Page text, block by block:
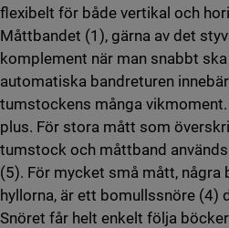
flexibelt för både vertikal och
Måttbandet (1), gärna av det
komplement när man snabbt
automatiska bandreturen
tumstockens många
plus. För stora mått som
tumstock och måttband
(5). För mycket små mått, några
hyllorna, är ett bomullssnöre (4)
Snöret får helt enkelt följa